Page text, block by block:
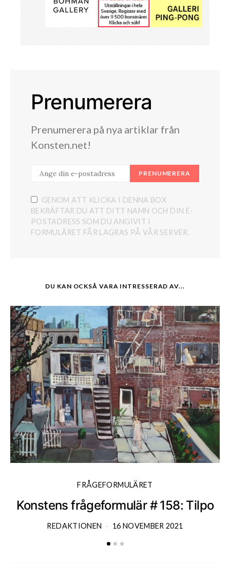
Prenumerera
Prenumerera på nya artiklar från
Konsten.net!
PRENUMERERA
GENOM ATT KLICKA I DENNA BOX
BEKRÄFTAR DU ATT DITT NAMN OCH DIN E-
POSTADRESS SOM DU ANGIVIT I
FORMULÄRET FÅR LAGRAS PÅ VÅR SERVER.
DU KAN OCKSÅ VARA INTRESSERAD AV...
FRÅGEFORMULÄRET
Konstens frågeformulär # 158: Tilpo
REDAKTIONEN 16 NOVEMBER 2021